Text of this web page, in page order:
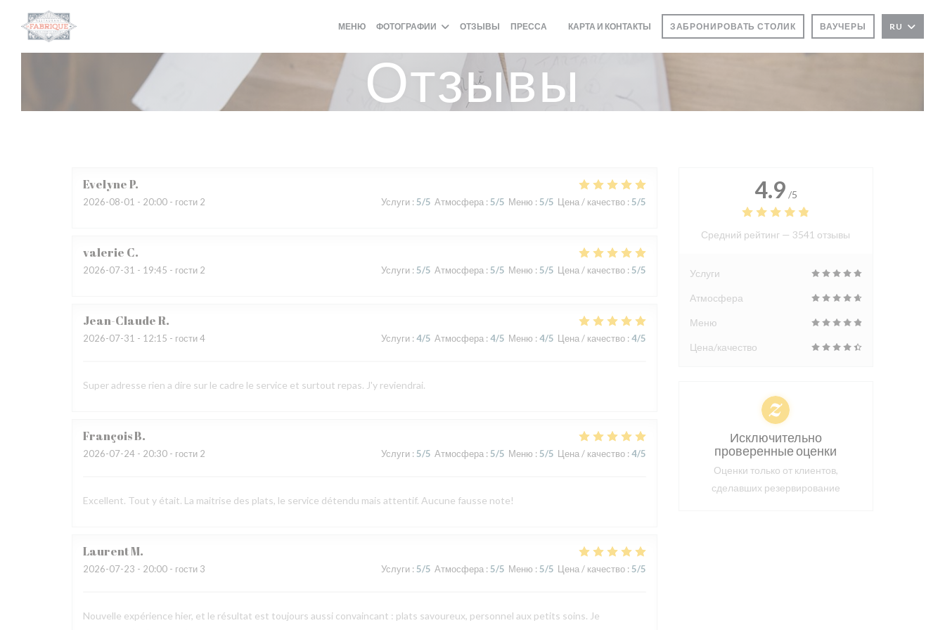
Панель управления cookies
МЕНЮ ФОТОГРАФИИ ОТЗЫВЫ ПРЕССА
((ОТКРЫВАЕТСЯ В НОВОМ ОКНЕ))
КАРТА И КОНТАКТЫ ЗАБРОНИРОВАТЬ СТОЛИК ВАУЧЕРЫ RU
Отзывы
EvelyneP
2026-08-01 - 20:00 - гости 2 Услуги: 5/5 Атмосфера : 5/5 Меню : 5/5 Цена / качество: 5/5
valerie C
2026-07-31 - 19:45 - гости 2 Услуги: 5/5 Атмосфера : 5/5 Меню : 5/5 Цена / качество: 5/5
Jean-ClaudeR
2026-07-31 - 12:15 - гости 4 Услуги: 4/5 Атмосфера : 4/5 Меню : 4/5 Цена / качество: 4/5
Super adresse rien a dire sur le cadre le service et surtout repas. J'y reviendrai.
FrançoisB
2026-07-24 - 20:30 - гости 2 Услуги: 5/5 Атмосфера : 5/5 Меню : 5/5 Цена / качество: 4/5
Excellent. Tout y était. La maitrise des plats, le service détendu mais attentif. Aucune fausse note!
LaurentM
2026-07-23 - 20:00 - гости 3 Услуги: 5/5 Атмосфера : 5/5 Меню : 5/5 Цена / качество: 5/5
Nouvelle expérience hier, et le résultat est toujours aussi convaincant : plats savoureux, personnel aux petits soins. Je
4.9 /5
Средний рейтинг —3541 отзывы
Услуги
Атмосфера
Меню
Цена/качество
Исключительно
проверенные оценки
Оценки только от клиентов,
сделавших резервирование